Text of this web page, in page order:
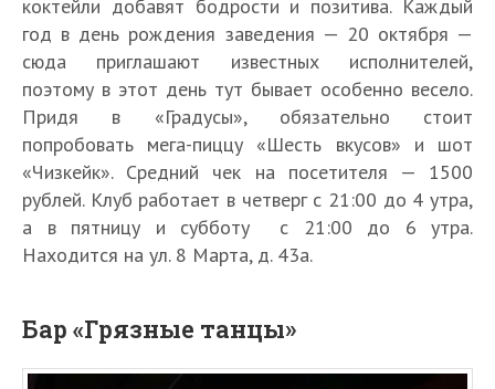
коктейли добавят бодрости и позитива. Каждый
год в день рождения заведения — 20 октября —
сюда приглашают известных исполнителей,
поэтому в этот день тут бывает особенно весело.
Придя в «Градусы», обязательно стоит
попробовать мега-пиццу «Шесть вкусов» и шот
«Чизкейк». Средний чек на посетителя — 1500
рублей. Клуб работает в четверг с 21:00 до 4 утра,
а в пятницу и субботу с 21:00 до 6 утра.
Находится на ул. 8 Марта, д. 43а.
Бар «Грязные танцы»